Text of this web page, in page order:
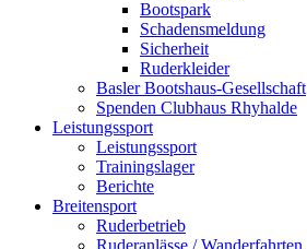
Bootspark
Schadensmeldung
Sicherheit
Ruderkleider
Basler Bootshaus-Gesellschaft
Spenden Clubhaus Rhyhalde
Leistungssport
Leistungssport
Trainingslager
Berichte
Breitensport
Ruderbetrieb
Ruderanlässe / Wanderfahrten